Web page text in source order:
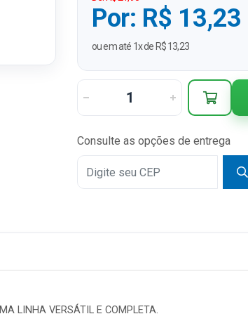
Por: R$ 13,23
ou em até 1x de R$ 13,23
Consulte as opções de entrega
LINHA VERSÁTIL E COMPLETA.